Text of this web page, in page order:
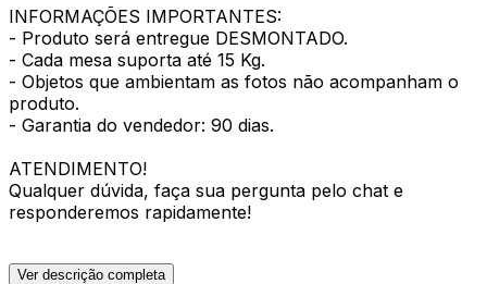
INFORMAÇÕES IMPORTANTES:
- Produto será entregue DESMONTADO.
- Cada mesa suporta até 15 Kg.
- Objetos que ambientam as fotos não acompanham o
produto.
- Garantia do vendedor: 90 dias.
ATENDIMENTO!
Qualquer dúvida, faça sua pergunta pelo chat e
responderemos rapidamente!
Ver descrição completa